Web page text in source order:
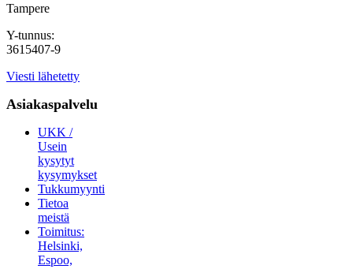
Tampere
Y-tunnus:
3615407-9
Viesti lähetetty
Asiakaspalvelu
UKK /
Usein
kysytyt
kysymykset
Tukkumyynti
Tietoa
meistä
Toimitus:
Helsinki,
Espoo,